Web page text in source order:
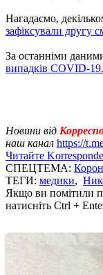
Нагадаємо,
зафіксували другу
За останніми
випадків COVID-19.
Новини від
наш канал https://
Читайте
СПЕЦТЕМА:
ТЕГИ: медики,
Якщо ви помітили
натисніть Ctrl +